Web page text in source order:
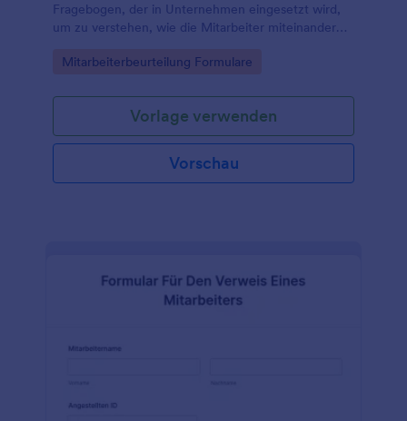
Fragebogen, der in Unternehmen eingesetzt wird,
um zu verstehen, wie die Mitarbeiter miteinander
Go to Category:
Mitarbeiterbeurteilung Formulare
Vorlage verwenden
Vorschau